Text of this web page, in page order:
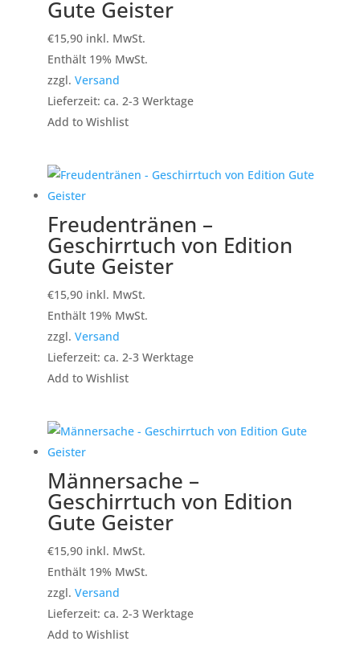
Gute Geister
€15,90 inkl. MwSt.
Enthält 19% MwSt.
zzgl. Versand
Lieferzeit: ca. 2-3 Werktage
Add to Wishlist
Freudentränen –
Geschirrtuch von Edition
Gute Geister
€15,90 inkl. MwSt.
Enthält 19% MwSt.
zzgl. Versand
Lieferzeit: ca. 2-3 Werktage
Add to Wishlist
Männersache –
Geschirrtuch von Edition
Gute Geister
€15,90 inkl. MwSt.
Enthält 19% MwSt.
zzgl. Versand
Lieferzeit: ca. 2-3 Werktage
Add to Wishlist